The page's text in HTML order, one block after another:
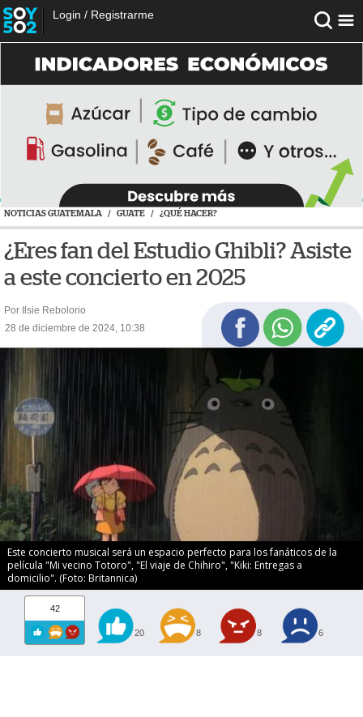
Login / Registrarme
NOTICIAS GUATEMALA / GUATE / ¿QUÉ HACER?
¿Eres fan del Estudio Ghibli? Asiste
a este concierto en 2025
Por Ilsie Rebolorio
28 de diciembre de 2024, 10:38
Este concierto musical será un espacio perfecto para los fanáticos de la
película "Mi vecino Totoro", "El viaje de Chihiro", "Kiki: Entregas a
domicilio". (Foto: Britannica)
42
20 8 8 6